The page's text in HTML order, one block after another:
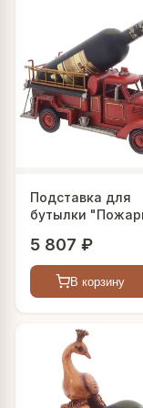
Подставка для
бутылки
H15 см
5 807 ₽
В корзину